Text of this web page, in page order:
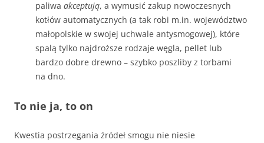
paliwa akceptują, a wymusić zakup nowoczesnych
kotłów automatycznych (a tak robi m.in. województwo
małopolskie w swojej uchwale antysmogowej), które
spalą tylko najdroższe rodzaje węgla, pellet lub
bardzo dobre drewno – szybko poszliby z torbami
na dno.
To nie ja, to on
Kwestia postrzegania źródeł smogu nie niesie